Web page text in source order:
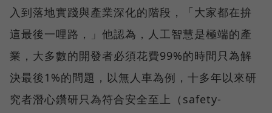
入到落地實踐與產業深化的階段，「大家都在拚
這最後一哩路，」他認為，人工智慧是極端的產
業，大多數的開發者必須花費99%的時間只為解
決最後1%的問題，以無人車為例，十多年以來研
究者潛心鑽研只為符合安全至上（safety-